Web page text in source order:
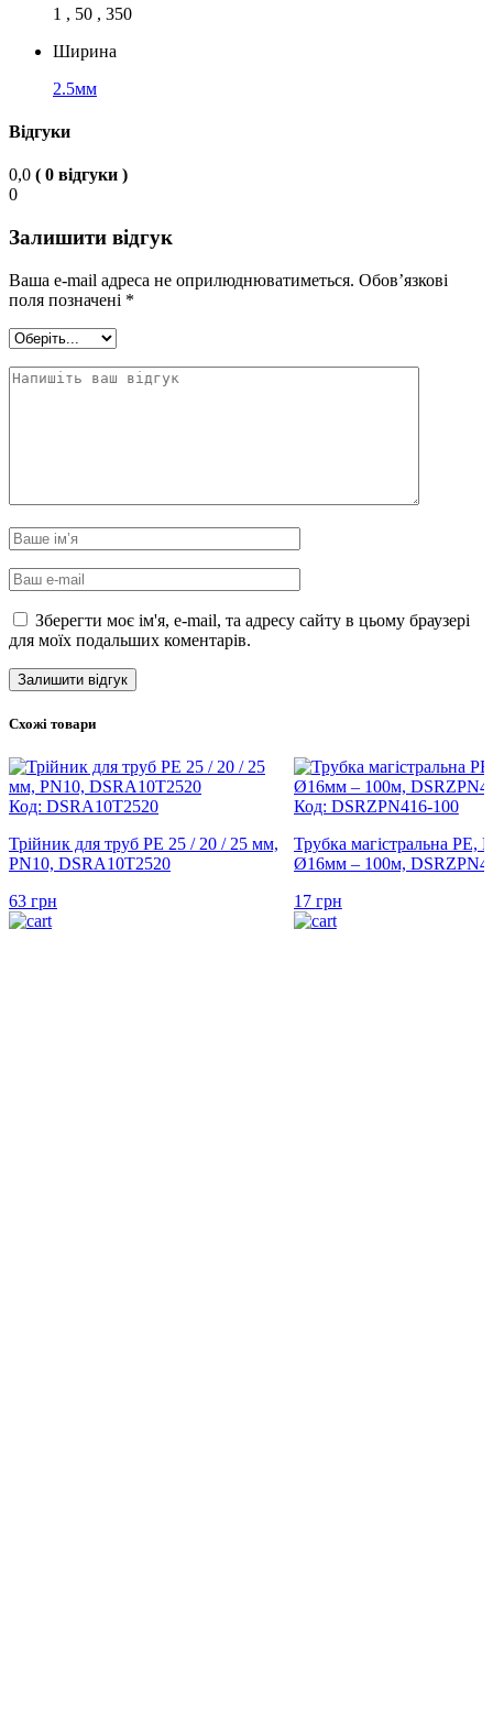
1 , 50 , 350
Ширина
2.5мм
Відгуки
0,0 ( 0 відгуки )
0
Залишити відгук
Ваша e-mail адреса не оприлюднюватиметься. Обов’язкові
поля позначені *
Зберегти моє ім'я, e-mail, та адресу сайту в цьому браузері
для моїх подальших коментарів.
Схожі товари
Код: DSRA10T2520
Трійник для труб PE 25 / 20 / 25 мм,
PN10, DSRA10T2520
63 грн
Код: DSRZPN416-100
Трубка магістральна PE,
Ø16мм – 100м,
17 грн